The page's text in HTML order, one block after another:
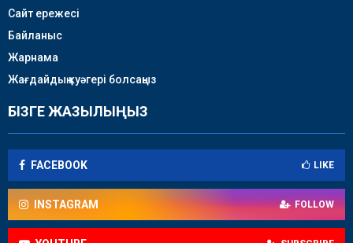
Сайт ережесі
Байланыс
Жарнама
Жағдайдың куәгері болсаңыз
БІЗГЕ ЖАЗЫЛЫҢЫЗ
FACEBOOK LIKE
INSTAGRAM FOLLOW